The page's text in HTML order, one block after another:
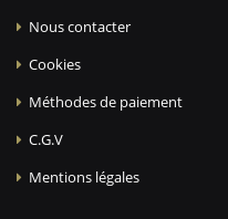
Nous contacter
Cookies
Méthodes de paiement
C.G.V
Mentions légales